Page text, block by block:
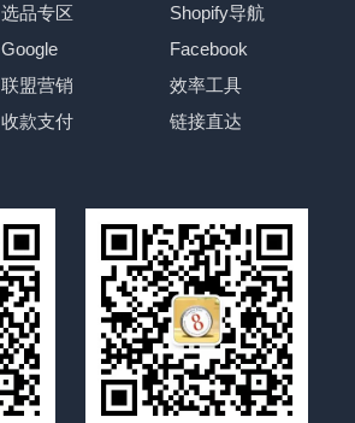
选品专区
Shopify导航
Google
Facebook
联盟营销
效率工具
收款支付 链接直达